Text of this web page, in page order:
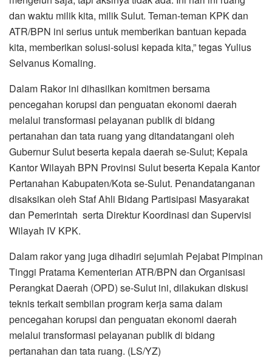
dan waktu milik kita, milik Sulut. Teman-teman KPK dan
ATR/BPN ini serius untuk memberikan bantuan kepada
kita, memberikan solusi-solusi kepada kita,” tegas Yulius
Selvanus Komaling.
Dalam Rakor ini dihasilkan komitmen bersama
pencegahan korupsi dan penguatan ekonomi daerah
melalui transformasi pelayanan publik di bidang
pertanahan dan tata ruang yang ditandatangani oleh
Gubernur Sulut beserta kepala daerah se-Sulut; Kepala
Kantor Wilayah BPN Provinsi Sulut beserta Kepala Kantor
Pertanahan Kabupaten/Kota se-Sulut. Penandatanganan
disaksikan oleh Staf Ahli Bidang Partisipasi Masyarakat
dan Pemerintah serta Direktur Koordinasi dan Supervisi
Wilayah IV KPK.
Dalam rakor yang juga dihadiri sejumlah Pejabat Pimpinan
Tinggi Pratama Kementerian ATR/BPN dan Organisasi
Perangkat Daerah (OPD) se-Sulut ini, dilakukan diskusi
teknis terkait sembilan program kerja sama dalam
pencegahan korupsi dan penguatan ekonomi daerah
melalui transformasi pelayanan publik di bidang
pertanahan dan tata ruang. (LS/YZ)